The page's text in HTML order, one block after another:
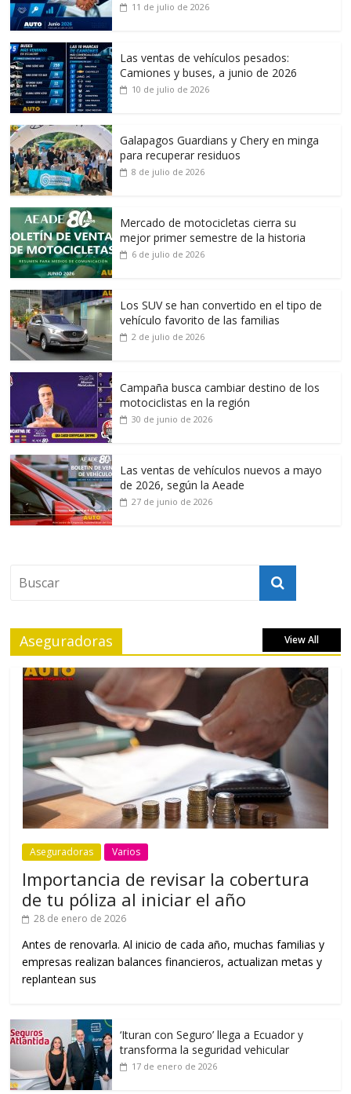
11 de julio de 2026
Las ventas de vehículos pesados:
Camiones y buses, a junio de 2026
10 de julio de 2026
Galapagos Guardians y Chery en minga
para recuperar residuos
8 de julio de 2026
Mercado de motocicletas cierra su
mejor primer semestre de la historia
6 de julio de 2026
Los SUV se han convertido en el tipo de
vehículo favorito de las familias
2 de julio de 2026
Campaña busca cambiar destino de los
motociclistas en la región
30 de junio de 2026
Las ventas de vehículos nuevos a mayo
de 2026, según la Aeade
27 de junio de 2026
Aseguradoras View All
Aseguradoras Varios
Importancia de revisar la cobertura
de tu póliza al iniciar el año
28 de enero de 2026
Antes de renovarla. Al inicio de cada año, muchas familias y
empresas realizan balances financieros, actualizan metas y
replantean sus
‘Ituran con Seguro’ llega a Ecuador y
transforma la seguridad vehicular
17 de enero de 2026